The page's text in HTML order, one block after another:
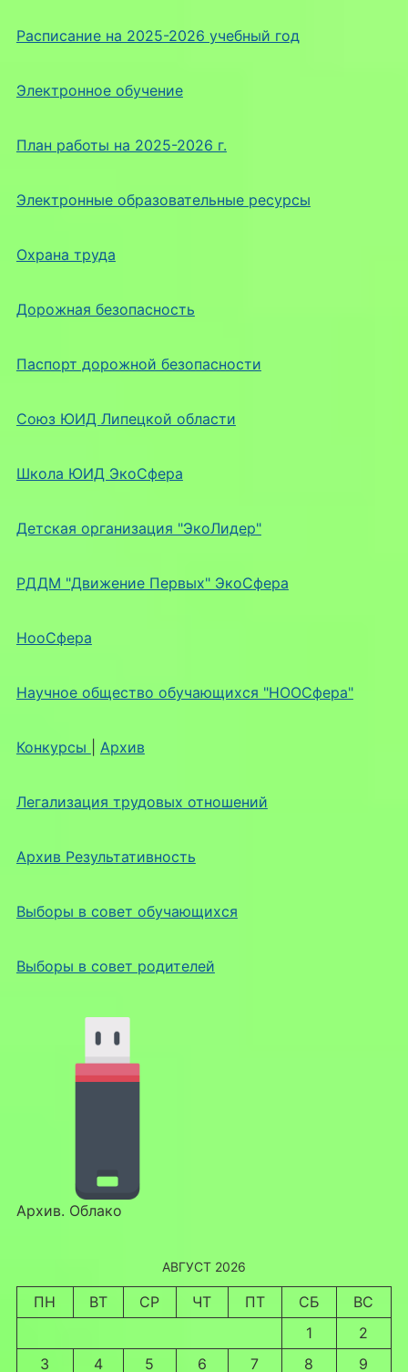
Расписание на 2025-2026 учебный год
Электронное обучение
План работы на 2025-2026 г.
Электронные образовательные ресурсы
Охрана труда
Дорожная безопасность
Паспорт дорожной безопасности
Союз ЮИД Липецкой области
Школа ЮИД ЭкоСфера
Детская организация "ЭкоЛидер"
РДДМ "Движение Первых" ЭкоСфера
НооСфера
Научное общество обучающихся "НООСфера"
Конкурсы Архив
Легализация трудовых отношений
Архив Результативность
Выборы в совет обучающихся
Выборы в совет родителей
Архив. Облако
АВГУСТ 2026
ПН ВТ СР ЧТ ПТ СБ
ВС
1
2
3
4 5 6 7 8 9